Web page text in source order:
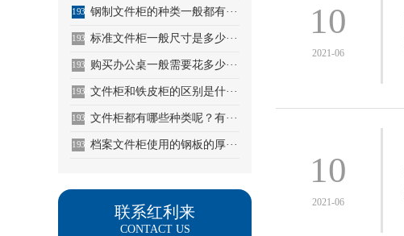
1931 钢制文件柜的种类一般都有···
1932 标准文件柜一般尺寸是多少···
1933 购买办公桌一般需要花多少···
1934 文件柜和铁皮柜的区别是什···
1935 文件柜都有哪些种类呢？有···
1936 档案文件柜使用的钢板的厚···
联系红利来
CONTACT US
10
2021-06
10
2021-06